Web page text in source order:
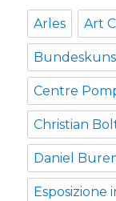
Arles Art
Centre
Christian
Daniel
Esposizione